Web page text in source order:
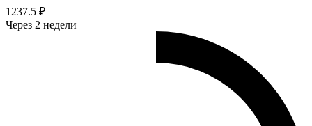
1237.5 ₽
Через 2 недели